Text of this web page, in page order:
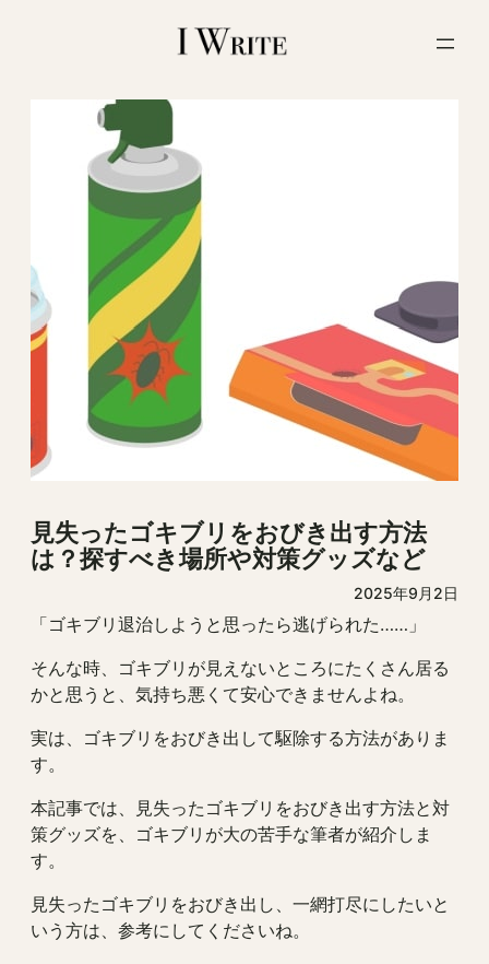
見失ったゴキブリをおびき出す方法
は？探すべき場所や対策グッズなど
2025年9月2日
「ゴキブリ退治しようと思ったら逃げられた……」
そんな時、ゴキブリが見えないところにたくさん居る
かと思うと、気持ち悪くて安心できませんよね。
実は、ゴキブリをおびき出して駆除する方法がありま
す。
本記事では、見失ったゴキブリをおびき出す方法と対
策グッズを、ゴキブリが大の苦手な筆者が紹介しま
す。
見失ったゴキブリをおびき出し、一網打尽にしたいと
いう方は、参考にしてくださいね。